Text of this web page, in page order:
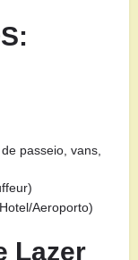
passeio, vans,
Aeroporto)
Lazer